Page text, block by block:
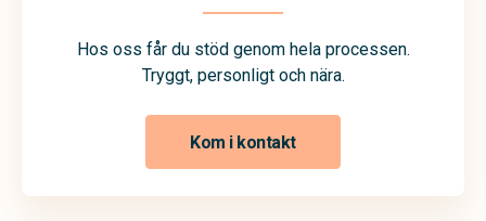
Hos oss får du stöd genom hela processen.
Tryggt, personligt och nära.
Kom i kontakt